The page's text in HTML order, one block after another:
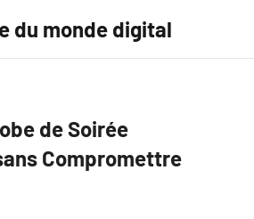
du monde digital
de Soirée
Compromettre